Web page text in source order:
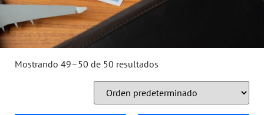
Mostrando 49–50 de 50 resultados